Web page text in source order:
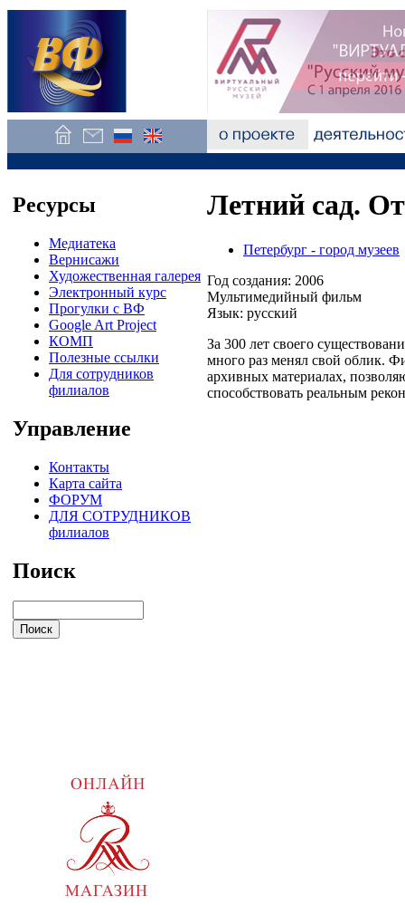
Ресурсы
Медиатека
Вернисажи
Художественная галерея
Электронный курс
Прогулки с ВФ
Google Art Project
КОМП
Полезные ссылки
Для сотрудников
филиалов
Управление
Контакты
Карта сайта
ФОРУМ
ДЛЯ СОТРУДНИКОВ
филиалов
Поиск
Летний сад.
Петербург - город музеев
Год создания: 2006
Мультимедийный фильм
Язык: русский
За 300 лет своего
много раз менял свой облик.
архивных материалах,
способствовать реальным